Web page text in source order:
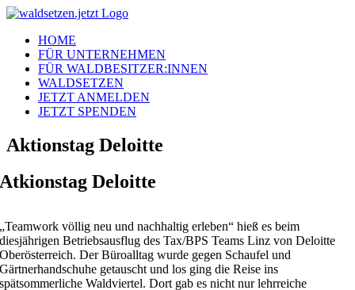
Zum
springenHOME
FÜR UNTERNEHMEN
FÜR WALDBESITZER:INNEN
WALDSETZEN
JETZT ANMELDEN
JETZT SPENDEN
Aktionstag Deloitte
Atkionstag Deloitte
„Teamwork völlig neu und nachhaltig erleben“ hieß es beim
diesjährigen Betriebsausflug des Tax/BPS Teams Linz von Deloitte
Oberösterreich. Der Büroalltag wurde gegen Schaufel und
Gärtnerhandschuhe getauscht und los ging die Reise ins
spätsommerliche Waldviertel. Dort gab es nicht nur lehrreiche